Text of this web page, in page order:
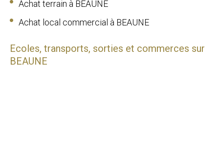
Achat terrain à BEAUNE
Achat local commercial à BEAUNE
Ecoles, transports, sorties et commerces sur
BEAUNE